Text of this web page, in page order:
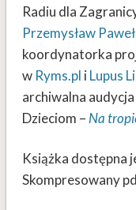
Radiu dla
Przemysław
koordynatorka
w Ryms.pl iLupus
archiwalna
Dzieciom –Na
Książka dostępna
Skompresowany